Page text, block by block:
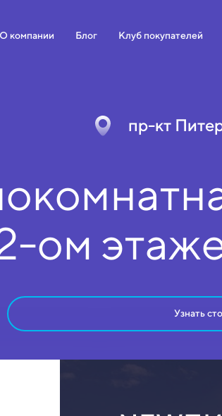
О компании Блог Клуб покупателей
пр-кт
ом
Узнать